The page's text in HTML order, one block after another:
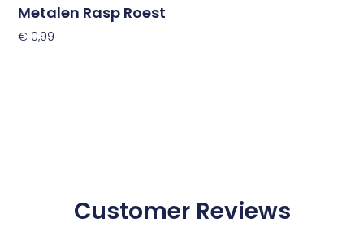
Metalen Rasp Roest
€ 0,99
Customer Reviews